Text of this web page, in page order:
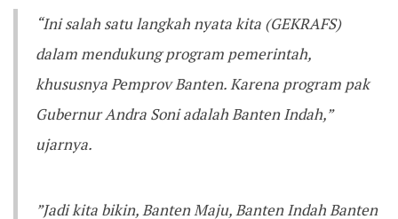
“Ini salah satu langkah nyata kita (GEKRAFS)
dalam mendukung program pemerintah,
khususnya Pemprov Banten. Karena program pak
Gubernur Andra Soni adalah Banten Indah,”
ujarnya.
‎‎”Jadi kita bikin, Banten Maju, Banten Indah Banten